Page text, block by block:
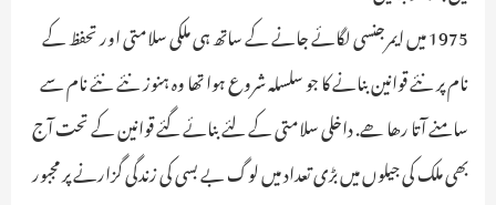
1975 میں ایمرجنسی لگائے جانے کے ساتھ ہی ملکی سلامتی اور تحفظ کے
نام پر نئے قوانین بنانے کا جو سلسلہ شروع ہوا تھا وہ ہنوز نئے نئے نام سے
سامنے آتا رھا ھے. داخلی سلامتی کے لئے بنائے گئے قوانین کے تحت آج
بھی ملک کی جیلوں میں بڑی تعداد میں لوگ بے بسی کی زندگی گزارنے پر مجبور